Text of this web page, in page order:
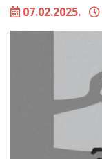
07.02.2025.